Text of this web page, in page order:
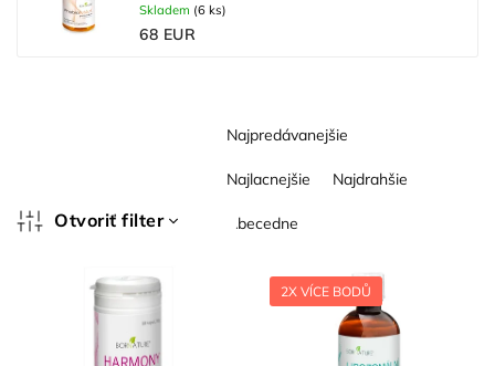
Skladem (6 ks)
68 EUR
R
a
d
Najpredávanejšie
Najlacnejšie Najdrahšie
Abecedne
Otvoriť filter
2X VÍCE BODŮ